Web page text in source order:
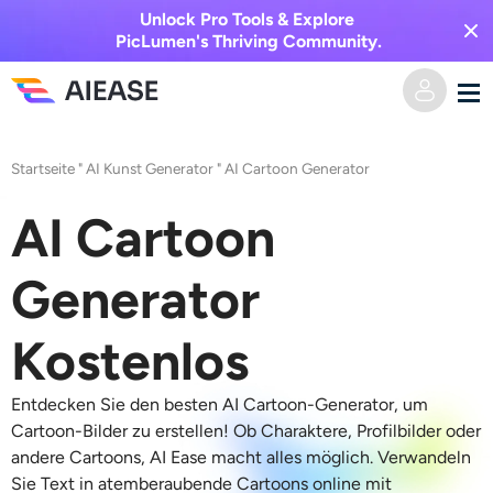
Unlock Pro Tools & Explore
PicLumen's Thriving Community.
KI-Kuss-Generator
Videoeffekte
KI-Bild
Bild zu Bild
Text zu Bild
KI-Werkzeuge
Foto-Editor & -Creator
Auszeichnung
Startseite "AI Kunst Generator "AI Cartoon Generator
AI Cartoon
Generator
Kostenlos
Entdecken Sie den besten AI Cartoon-Generator, um
Cartoon-Bilder zu erstellen! Ob Charaktere, Profilbilder oder
andere Cartoons, AI Ease macht alles möglich. Verwandeln
Sie Text in atemberaubende Cartoons online mit